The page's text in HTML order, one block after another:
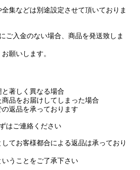
集などは別途設定させて頂いておりま
ご入金のない場合、商品を発送致しま
願いします。
と著しく異なる場合
商品をお届けしてしまった場合
返品を承っております
はご連絡ください
てお客様都合による返品は承っており
うことをご了承下さい